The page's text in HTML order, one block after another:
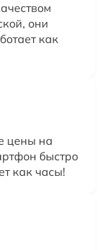
они
как
цены на
быстро
как часы!